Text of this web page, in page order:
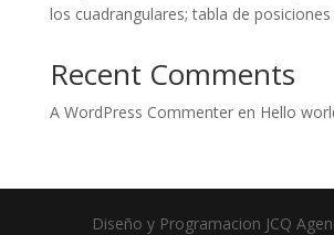
los cuadrangulares; tabla de posiciones
Recent Comments
A WordPress Commenteren Hello
Diseño y Programacion JCQ